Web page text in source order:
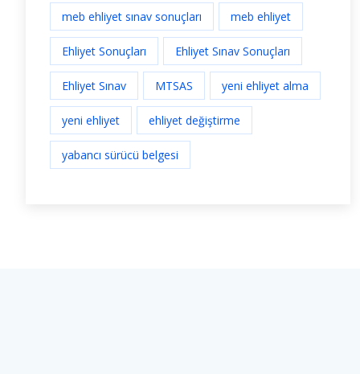
meb ehliyet sınav sonuçları meb ehliyet
Ehliyet Sonuçları Ehliyet Sınav Sonuçları
Ehliyet Sınav MTSAS yeni ehliyet alma
yeni ehliyet ehliyet değiştirme
yabancı sürücü belgesi